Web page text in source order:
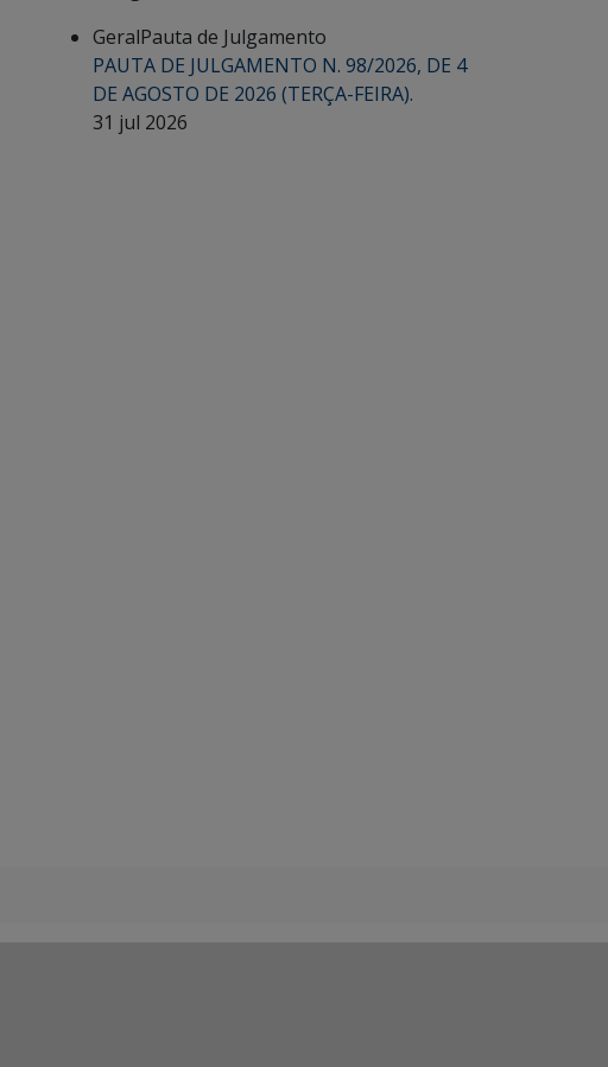
GeralPauta de Julgamento
PAUTA DE JULGAMENTO N. 98/2026, DE 4
DE AGOSTO DE 2026 (TERÇA-FEIRA).
31 jul 2026